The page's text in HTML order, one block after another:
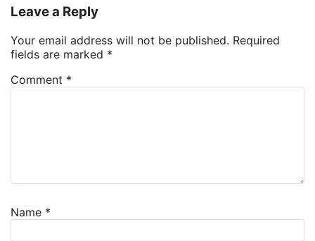
Leave a Reply
Your email address will not be published. Required
fields are marked *
Comment *
Name *